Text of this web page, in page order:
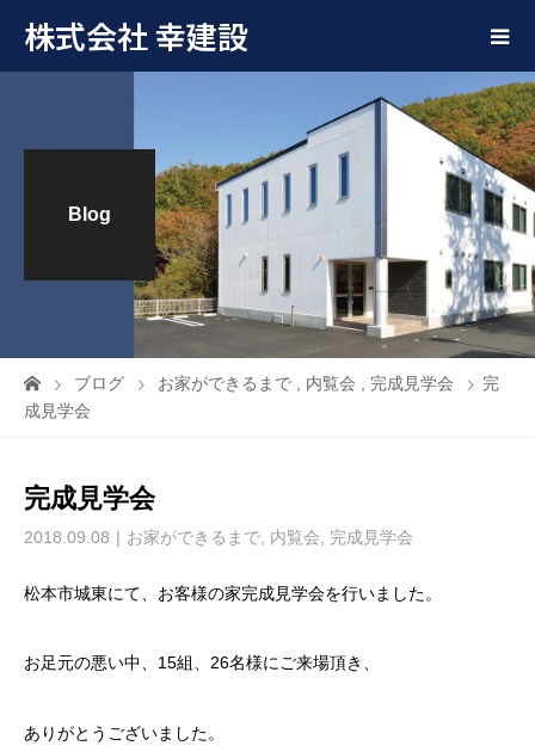
株式会社 幸建設
Blog
ブログ お家ができるまで 内覧会 完成見学会
完
成見学会
完成見学会
2018.09.08 お家ができるまで 内覧会 完成見学会
松本市城東にて、お客様の家完成見学会を行いました。
お足元の悪い中、15組、26名様にご来場頂き、
ありがとうございました。